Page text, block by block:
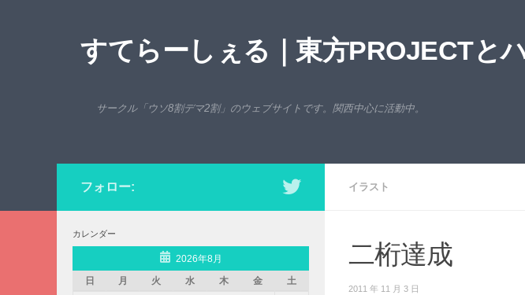
すてらーしぇる｜東方PROJECTと
サークル「ウソ8割デマ2割」のウェブサイトです。関西中心に活動中。
イラスト
二桁達成
2011 年 11 月 3 日
フォロー:
カレンダー
2026年8月
日
月 火 水 木 金
土